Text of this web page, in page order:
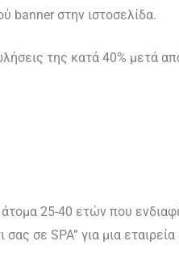
banner στην ιστοσελίδα.
της κατά 40% μετά
25-40 ετών που
σε SPA” για μια